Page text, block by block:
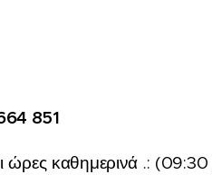
851
ώρες καθημερινά .: